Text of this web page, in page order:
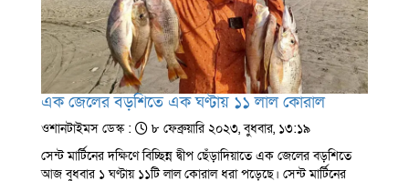
এক জেলের বড়শিতে এক ঘণ্টায় ১১ লাল কোরাল
ওশানটাইমস ডেস্ক :
৮ ফেব্রুয়ারি ২০২৩, বুধবার, ১৩:১৯
সেন্ট মার্টিনের দক্ষিণে বিচ্ছিন্ন দ্বীপ ছেঁড়াদিয়াতে এক জেলের বড়শিতে
আজ বুধবার ১ ঘণ্টায় ১১টি লাল কোরাল ধরা পড়েছে। সেন্ট মার্টিনের